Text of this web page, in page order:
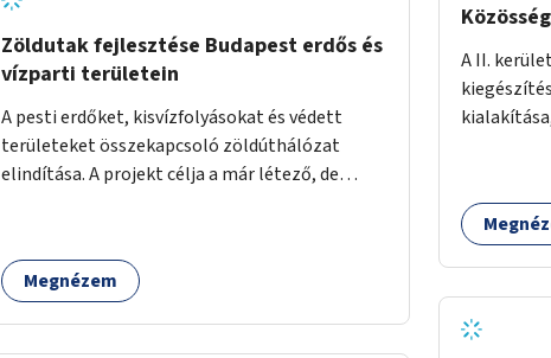
Zöldutak fejlesztése Budapest erdős és
vízparti területein
A pesti erdőket, kisvízfolyásokat és védett
területeket összekapcsoló zöldúthálózat
elindítása. A projekt célja a már létező, de
különösen a közúti átvezetések, csúszós
szakaszok és szűkületek javításával, néhány
Megnézem
A II.
megfelelő